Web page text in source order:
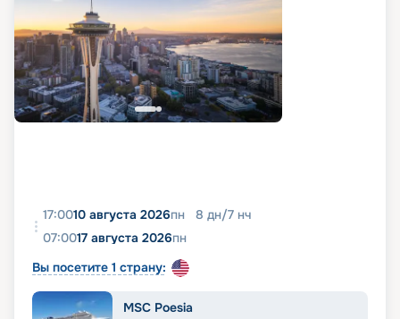
17:0010 августа 2026пн 8 дн/7 нч
07:0017 августа 2026пн
Вы посетите 1 страну:
MSC Poesia